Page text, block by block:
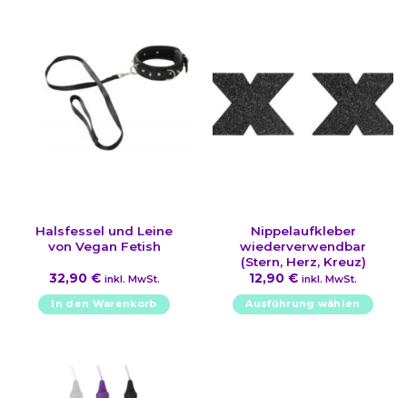
Halsfessel und Leine
von Vegan Fetish
32,90 € inkl. MwSt.
In den Warenkorb
Nippelaufkleber
wiederverwendbar
(Stern, Herz, Kreuz)
12,90 € inkl. MwSt.
Ausführung wählen